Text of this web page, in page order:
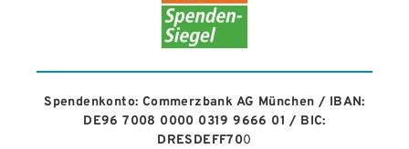
Spendenkonto: Commerzbank AG München / IBAN:
DE96 7008 0000 0319 9666 01 / BIC:
DRESDEFF700